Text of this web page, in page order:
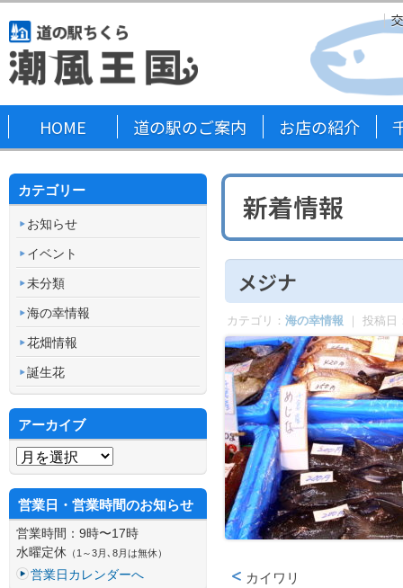
HOME 道の駅のご案内 お店の紹介
新着情報
メジナ
カテゴリ： 海の幸情報 ｜ 投稿日
カイワリ
カテゴリー
お知らせ
イベント
未分類
海の幸情報
花畑情報
誕生花
アーカイブ
アーカイブ
営業日・営業時間のお知らせ
営業時間：9時〜17時
水曜定休 （1～3月､8月は無休）
営業日カレンダーへ